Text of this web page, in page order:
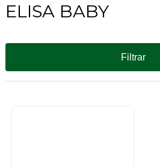
ELISA BABY
Filtrar